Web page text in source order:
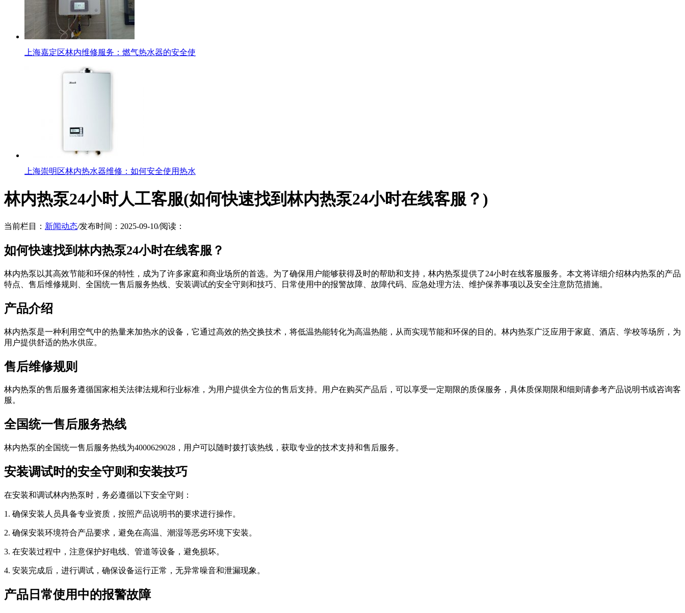
上海嘉定区林内维修服务：燃气热水器的安全使
上海崇明区林内热水器维修：如何安全使用热水
林内热泵24小时人工客服(如何快速找到林内热泵24小时在线客服？)
当前栏目： 新闻动态/发布时间：2025-09-10/阅读：
如何快速找到林内热泵24小时在线客服？
林内热泵以其高效节能和环保的特性，成为了许多家庭和商业场所的首选。为了确保用户能够获得及时的帮助和支持，林内热泵提供了24小时在线客服服务。本文将详细介绍林内热泵的产品
特点、售后维修规则、全国统一售后服务热线、安装调试的安全守则和技巧、日常使用中的报警故障、故障代码、应急处理方法、维护保养事项以及安全注意防范措施。
产品介绍
林内热泵是一种利用空气中的热量来加热水的设备，它通过高效的热交换技术，将低温热能转化为高温热能，从而实现节能和环保的目的。林内热泵广泛应用于家庭、酒店、学校等场所，为
用户提供舒适的热水供应。
售后维修规则
林内热泵的售后服务遵循国家相关法律法规和行业标准，为用户提供全方位的售后支持。用户在购买产品后，可以享受一定期限的质保服务，具体质保期限和细则请参考产品说明书或咨询客
服。
全国统一售后服务热线
林内热泵的全国统一售后服务热线为4000629028，用户可以随时拨打该热线，获取专业的技术支持和售后服务。
安装调试时的安全守则和安装技巧
在安装和调试林内热泵时，务必遵循以下安全守则：
1. 确保安装人员具备专业资质，按照产品说明书的要求进行操作。
2. 确保安装环境符合产品要求，避免在高温、潮湿等恶劣环境下安装。
3. 在安装过程中，注意保护好电线、管道等设备，避免损坏。
4. 安装完成后，进行调试，确保设备运行正常，无异常噪音和泄漏现象。
产品日常使用中的报警故障